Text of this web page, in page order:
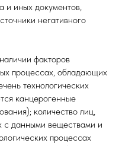
и иных документов,
негативного
факторов
процессах, обладающих
технологических
канцерогенные
количество лиц,
с данными веществами и
процессах